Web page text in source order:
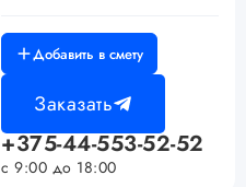
Добавить в смету
Заказать
+375-44-553-52-52
с 9:00 до 18:00